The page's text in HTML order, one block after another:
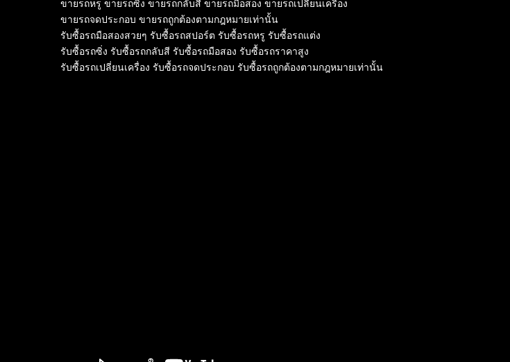
ขายรถหรู ขายรถซิ่ง ขายรถกลับสี ขายรถมือสอง ขายรถเปลี่ยนเครื่อง
ขายรถจดประกอบ ขายรถถูกต้องตามกฎหมายเท่านั้น
รับซื้อรถมือสองสวยๆ รับซื้อรถสปอร์ต รับซื้อรถหรู รับซื้อรถแต่ง
รับซื้อรถซิ่ง รับซื้อรถกลับสี รับซื้อรถมือสอง รับซื้อรถราคาสูง
รับซื้อรถเปลี่ยนเครื่อง รับซื้อรถจดประกอบ รับซื้อรถถูกต้องตามกฎหมายเท่านั้น